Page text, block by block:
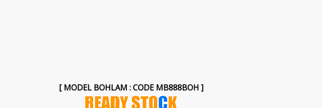
[ MODEL BOHLAM : CODE MB888BOH ]